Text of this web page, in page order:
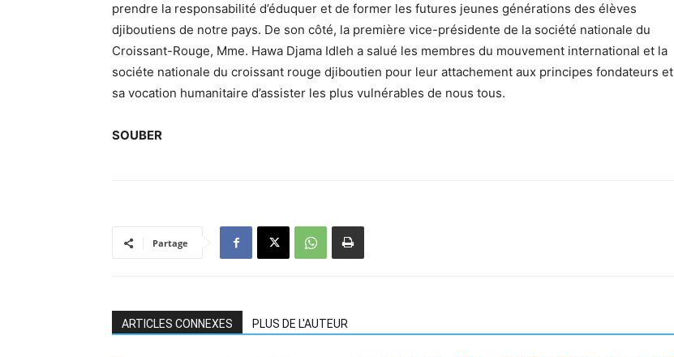
prendre la responsabilité d’éduquer et de former les futures jeunes générations des élèves
djiboutiens de notre pays. De son côté, la première vice-présidente de la société nationale du
Croissant-Rouge, Mme. Hawa Djama Idleh a salué les membres du mouvement international et la
sociéte nationale du croissant rouge djiboutien pour leur attachement aux principes fondateurs et
sa vocation humanitaire d’assister les plus vulnérables de nous tous.
SOUBER
Partage
ARTICLES CONNEXES PLUS DE L'AUTEUR